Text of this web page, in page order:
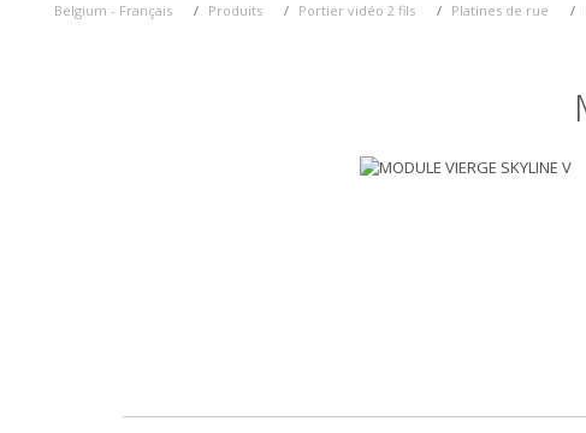
Belgium - Français Produits Portier vidéo 2 fils Platines de rue